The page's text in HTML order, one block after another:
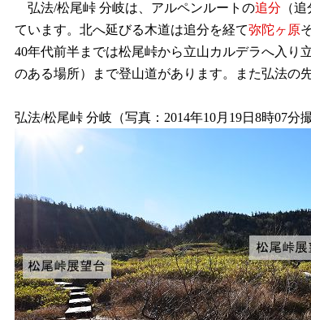
弘法/松尾峠 分岐は、アルペンルートの追分 （
ています。北へ延びる木道は追分を経て弥陀ヶ原
40年代前半までは松尾峠から立山カルデラへ入り
のある場所）まで登山道があります。また弘法の
弘法/松尾峠 分岐（写真：2014年10月19日8時07分撮